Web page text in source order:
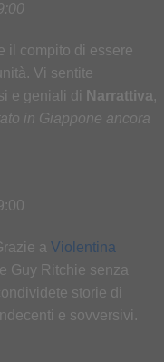
il compito di essere
Vi sentite
e geniali di Narrattiva,
in Giappone ancora
a Violentina
Guy Ritchie senza
storie di
e sovversivi.